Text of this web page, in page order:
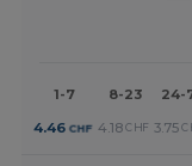
1-7 8-23 24-
4.46 CHF 4.18 CHF 3.75